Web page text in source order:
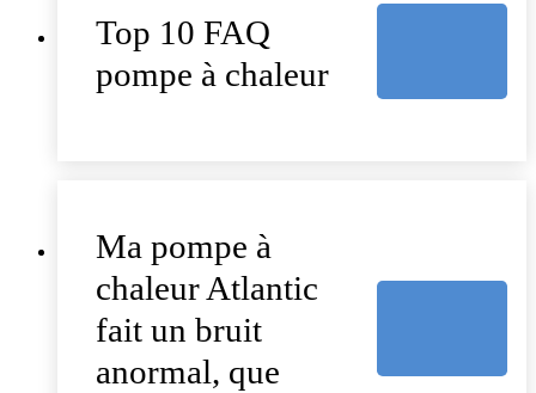
Top 10 FAQ
pompe à chaleur
Ma pompe à
chaleur Atlantic
fait un bruit
anormal, que